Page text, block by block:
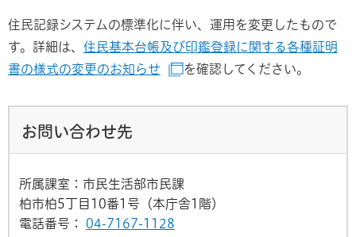
住民記録システムの標準化に伴い、運用を変更したもので
す。詳細は、 住民基本台帳及び印鑑登録に関する各種証明
書の様式の変更のお知らせ
（別ウインドウで開きます）
を確認してください。
お問い合わせ先
所属課室：市民生活部市民課
柏市柏5丁目10番1号（本庁舎1階）
電話番号：
04-7167-1128